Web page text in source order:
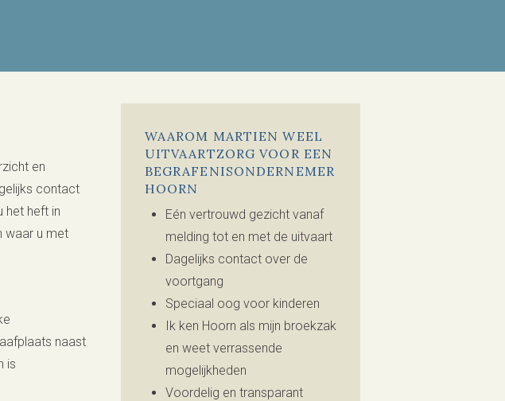
en
contact
het heft in
waar u met
naast
is
WAAROM MARTIEN WEEL
UITVAARTZORG VOOR EEN
BEGRAFENISONDERNEMER
HOORN
Eén vertrouwd gezicht vanaf
melding tot en met de uitvaart
Dagelijks contact over de
voortgang
Speciaal oog voor kinderen
Ik ken Hoorn als mijn broekzak
en weet verrassende
mogelijkheden
Voordelig en transparant